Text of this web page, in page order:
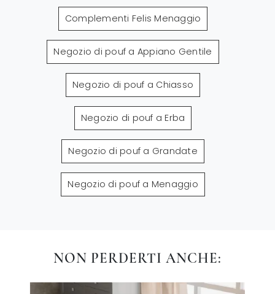
Complementi Felis Menaggio
Negozio di pouf a Appiano Gentile
Negozio di pouf a Chiasso
Negozio di pouf a Erba
Negozio di pouf a Grandate
Negozio di pouf a Menaggio
NON PERDERTI ANCHE: